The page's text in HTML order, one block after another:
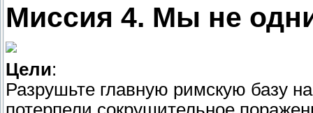
Миссия 4. Мы не
Цели:
Разрушьте главную римскую базу